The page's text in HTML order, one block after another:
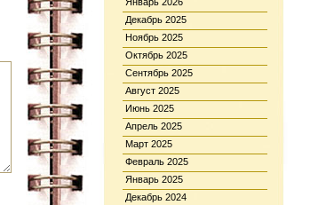
Декабрь 2025
Ноябрь 2025
Октябрь 2025
Сентябрь 2025
Август 2025
Июнь 2025
Апрель 2025
Март 2025
Февраль 2025
Январь 2025
Декабрь 2024